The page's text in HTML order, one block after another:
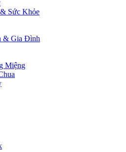
Sức Khỏe
& Gia Đình
Miệng